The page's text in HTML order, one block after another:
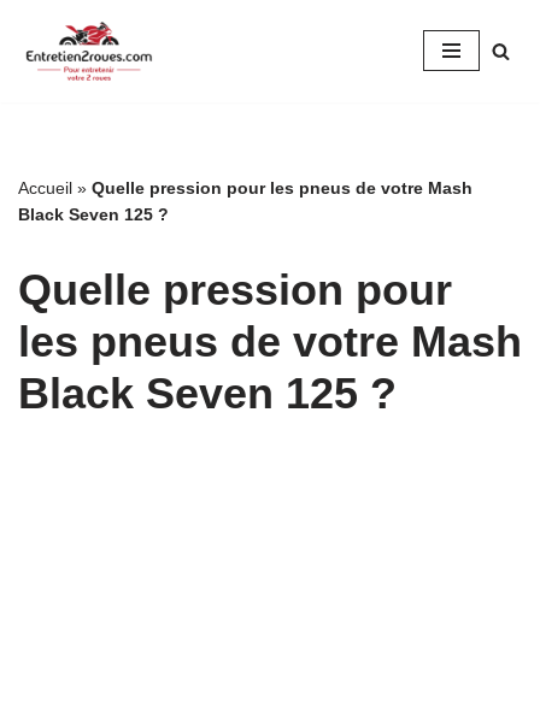
Aller
Accueil » Quelle pression pour les pneus de votre Mash
Black Seven 125 ?
Quelle pression pour
les pneus de votre Mash
Black Seven 125 ?